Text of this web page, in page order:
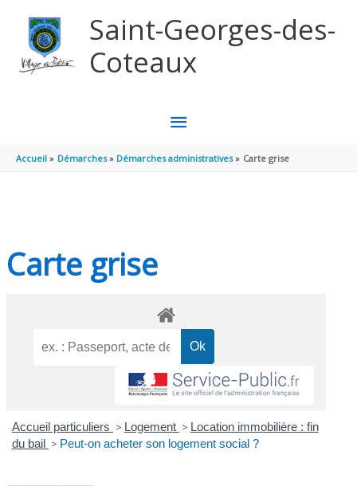
Saint-Georges-des-
Coteaux
MENU
PRINCIPAL
Accueil Démarches Démarches administratives Carte grise
Carte grise
Accueil particuliers > Logement > Location immobilière : fin
du bail > Peut-on acheter son logement social ?